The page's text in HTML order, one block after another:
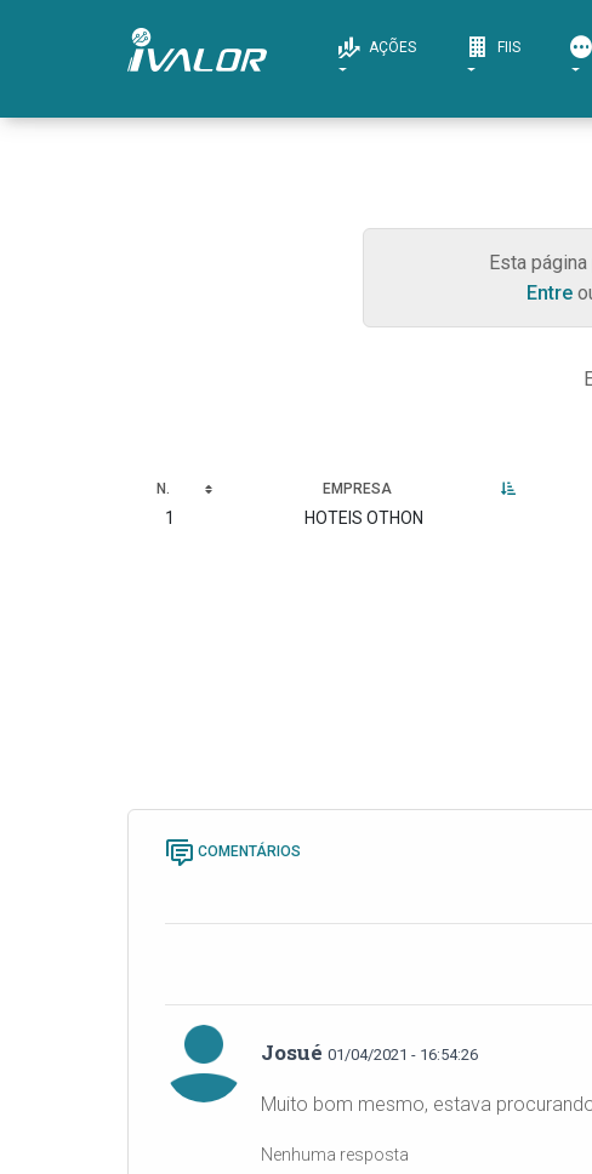
AÇÕES FIIS
Esta
Entre
N. EMPRESA
1 HOTEIS OTHON
COMENTÁRIOS
Josué 01/04/2021 - 16:54:26
Muito bom mesmo, estava
Nenhuma resposta